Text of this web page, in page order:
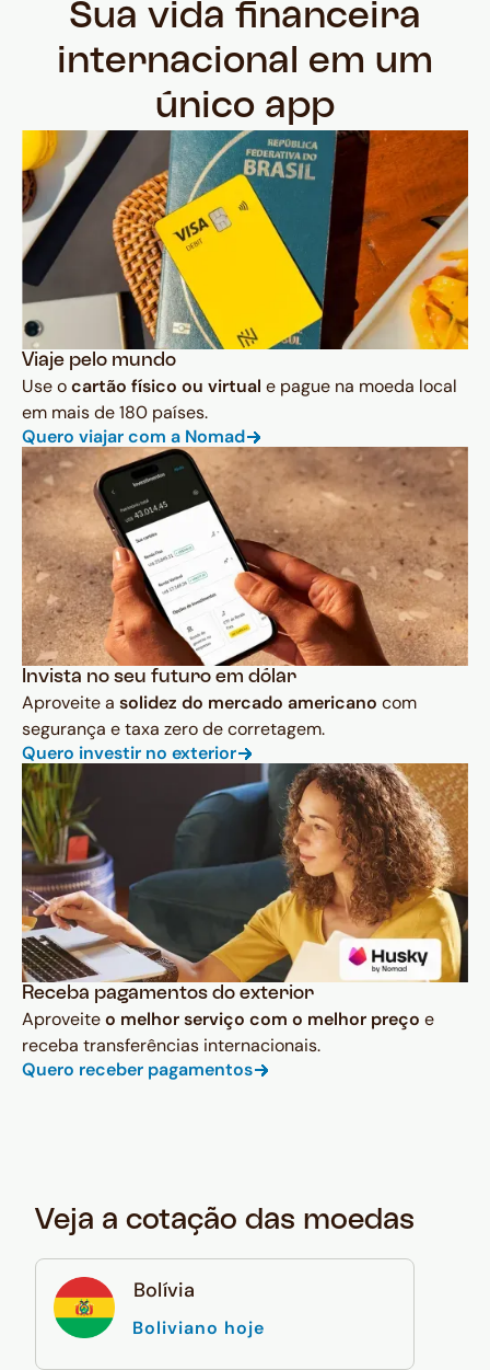
Sua vida financeira
internacional em um
único app
Viaje pelo mundo
Use ocartão físico ou virtual e pague na moeda local
em mais de 180 países.
Quero viajar com a Nomad
Invista no seu futuro em dólar
Aproveite a solidez do mercado americano com
segurança e taxa zero de corretagem.
Quero investir no exterior
Receba pagamentos do exterior
Aproveiteo melhor serviço com o melhor preço e
receba transferências internacionais.
Quero receber pagamentos
Veja a cotação das moedas
Bolívia
Boliviano hoje